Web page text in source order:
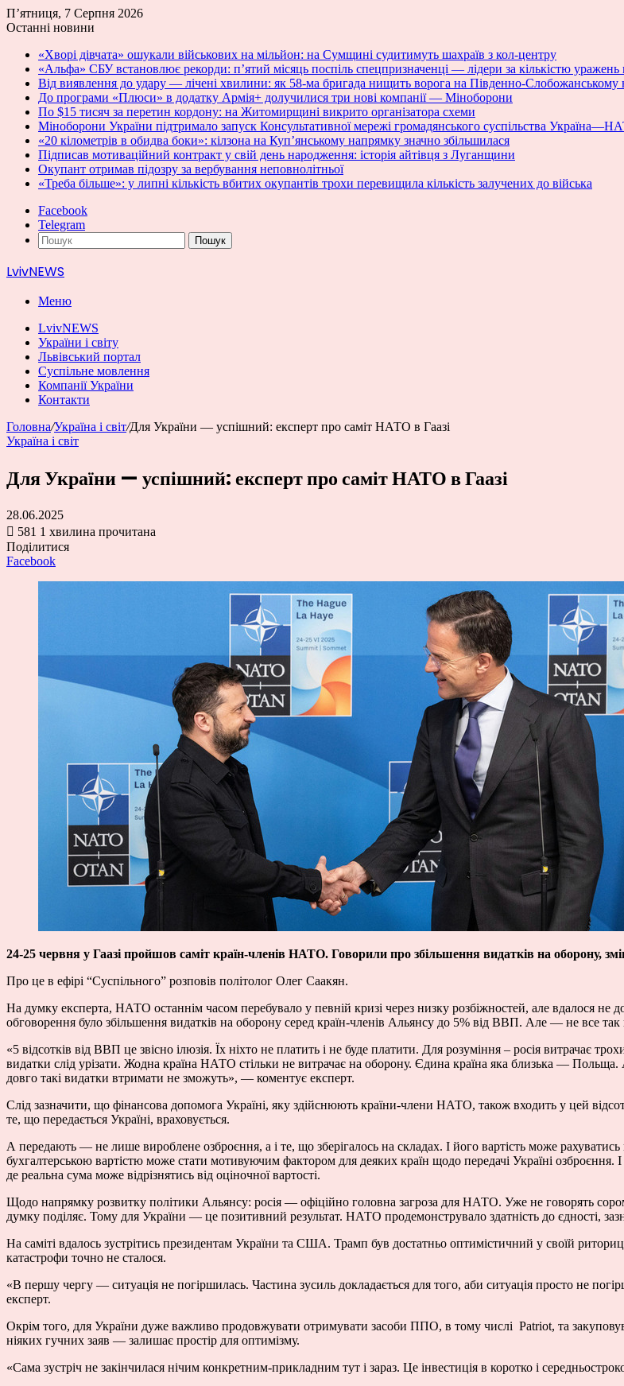
П’ятниця, 7 Серпня 2026
Останні новини
«Хворі дівчата» ошукали військових на мільйон: на Сумщині судитимуть шахраїв з кол-центру
«Альфа» СБУ встановлює рекорди: п’ятий місяць поспіль спецпризначенці — лідери за кількістю уражень
Від виявлення до удару — лічені хвилини: як 58-ма бригада нищить ворога на Південно-Слобожанському
До програми «Плюси» в додатку Армія+ долучилися три нові компанії — Міноборони
По $15 тисяч за перетин кордону: на Житомирщині викрито організатора схеми
Міноборони України підтримало запуск Консультативної мережі громадянського суспільства
«20 кілометрів в обидва боки»: кілзона на Куп’янському напрямку значно збільшилася
Підписав мотиваційний контракт у свій день народження: історія айтівця з Луганщини
Окупант отримав підозру за вербування неповнолітньої
«Треба більше»: у липні кількість вбитих окупантів трохи перевищила кількість залучених до війська
Facebook
Telegram
Пошук
LvivNEWS
Меню
LvivNEWS
України і світу
Львівський портал
Суспільне мовлення
Компанії України
Контакти
Головна/Україна і світ/Для України — успішний: експерт про саміт НАТО в Гаазі
Україна і світ
Для України — успішний: експерт про саміт НАТО в Гаазі
28.06.2025
581 1 хвилина прочитана
Поділитися
Facebook
24-25 червня у Гаазі пройшов саміт країн-членів НАТО. Говорили про збільшення видатків на оборону,
Про це в ефірі “Суспільного” розповів політолог Олег Саакян.
На думку експерта, НАТО останнім часом перебувало у певній кризі через низку розбіжностей, але вдалося не
обговорення було збільшення видатків на оборону серед країн-членів Альянсу до 5% від ВВП. Але — не все так
«5 відсотків від ВВП це звісно ілюзія. Їх ніхто не платить і не буде платити. Для розуміння – росія витрачає
видатки слід урізати. Жодна країна НАТО стільки не витрачає на оборону. Єдина країна яка близька — Польща.
довго такі видатки втримати не зможуть», — коментує експерт.
Слід зазначити, що фінансова допомога Україні, яку здійснюють країни-члени НАТО, також входить у цей
те, що передається Україні, враховується.
А передають — не лише вироблене озброєння, а і те, що зберігалось на складах. І його вартість може
бухгалтерською вартістю може стати мотивуючим фактором для деяких країн щодо передачі Україні озброєння.
де реальна сума може відрізнятись від оціночної вартості.
Щодо напрямку розвитку політики Альянсу: росія — офіційно головна загроза для НАТО. Уже не говорять
думку поділяє. Тому для України — це позитивний результат. НАТО продемонструвало здатність до єдності,
На саміті вдалось зустрітись президентам України та США. Трамп був достатньо оптимістичний у своїй риториці,
катастрофи точно не сталося.
«В першу чергу — ситуація не погіршилась. Частина зусиль докладається для того, аби ситуація просто не
експерт.
Окрім того, для України дуже важливо продовжувати отримувати засоби ППО, в тому числі Patriot, та
ніяких гучних заяв — залишає простір для оптимізму.
«Сама зустріч не закінчилася нічим конкретним-прикладним тут і зараз. Це інвестиція в коротко і